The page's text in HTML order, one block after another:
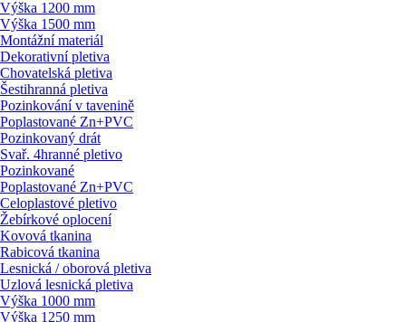
Výška 1200 mm
Výška 1500 mm
Montážní materiál
Dekorativní pletiva
Chovatelská pletiva
Šestihranná pletiva
Pozinkování v tavenině
Poplastované Zn+PVC
Pozinkovaný drát
Svař. 4hranné pletivo
Pozinkované
Poplastované Zn+PVC
Celoplastové pletivo
Žebírkové oplocení
Kovová tkanina
Rabicová tkanina
Lesnická / oborová pletiva
Uzlová lesnická pletiva
Výška 1000 mm
Výška 1250 mm